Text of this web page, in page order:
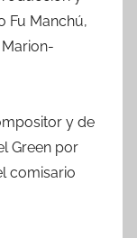
Fu Manchú,
y de
Green por
comisario